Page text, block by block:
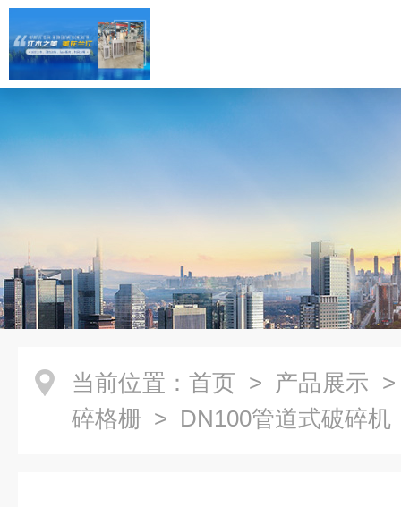
当前位置： 首页 > 产品展示
碎格栅 > DN100管道式破碎机